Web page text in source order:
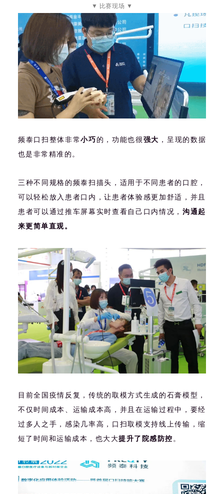
▼ 比赛现场 ▼
频泰口扫整体非常小巧 的，功能也很 强大 ，呈现的数据
也是非常精准的。
三种不同规格的频泰扫描头，适用于不同患者的口腔，
可以轻松放入患者口内，让患者体验感更加舒适，并且
患者可以通过推车屏幕实时查看自己口内情况，沟通起
来更简单直观。
目前全国疫情反复，传统的取模方式生成的石膏模型，
不仅时间成本、运输成本高，并且在运输过程中，要经
过多人之手，感染几率高，口扫取模支持线上传输，缩
短了时间和运输成本 ，也大大提升了院感防控 。